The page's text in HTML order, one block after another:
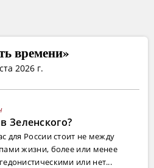
времени»
2026 г.
Зеленского?
для России стоит не между
жизни, более или менее
или нет...